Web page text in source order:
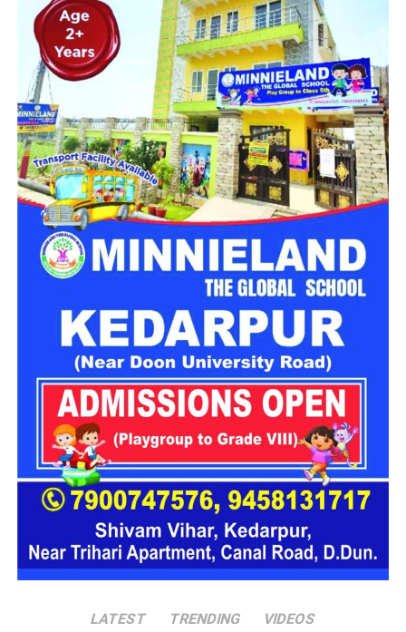
महिला सशक्तिकरण एवं बाल विकास विभाग की ओर से इसके लिए ‘आलंबन
गांव’ विकसित करने की योजना तैयार की जा रही है। इस योजना का उद्देश्य
नारी निकेतन में रहने वाली महिलाओं और बच्चों को सुरक्षित माहौल के साथ-
साथ घर जैसा अपनापन और स्वतंत्रता देना है।
उत्तराखंड में बन रहा ‘आलंबन गांव’
महिला सशक्तिकरण एवं बाल विकास विभागके निदेशक आईएएस बंशीलाल
राणा के मुताबिक, नारी निकेतन में आने वाली कई महिलाएं और बच्चे खुद को
एक बंद संस्थान या जेल जैसी जगह पर महसूस करते हैं। यही वजह है कि
कई बार बच्चे वहां से निकलने या भागने की कोशिश तक करने लगते हैं।
इसी समस्या को ध्यान में रखते हुए विभाग अब ऐसा इंफ्रास्ट्रक्चर तैयार
करने की दिशा में काम कर रहा है, जहां रहने वाले लोगों को संस्थागत माहौल
के बजाय परिवार जैसा वातावरण मिल सके।
16 घरों में मिलेगा परिवार जैसा माहौल
प्रस्तावित आलंबन गांव में कॉटेज और छोटे घर विकसित किए जाएंगे। यहां
एक परिवार की तर्ज पर लोगों को रखा जाएगा। योजना के मुताबिक, एक
यूनिट में करीब दो महिलाएं, चार बच्चे और एक किशोरी को शामिल किया
जाएगा। इस तरह उन्हें एक परिवार की तरह साथ रहने का अवसर मिलेगा।
हर यूनिट में अलग किचन जैसी सुविधाएं भी होंगी, ताकि वहां रहने वाली
महिलाओं और बच्चों को रोजमर्रा के जीवन में ज्यादा स्वतंत्रता और जिम्मेदारी
का अनुभव हो सके। प्रस्तावित परिसर में कुल 16 घर विकसित किए
जाएंगे, जिनमें करीब 88 लोगों के रहने की व्यवस्था होगी।
LATEST TRENDING VIDEOS